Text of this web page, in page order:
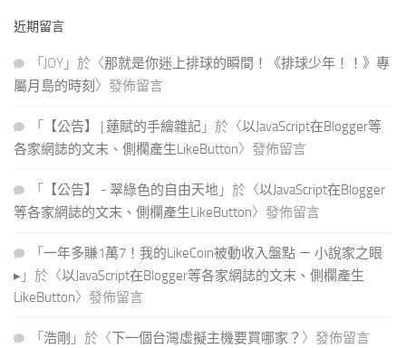
鍵
近期留言
「 JOY 」於〈那就是你迷上排球的瞬間！《排球少年！！》專
屬月島的時刻 〉發佈留言
「 【公告】 | 蓮賦的手繪雜記 」於〈以JavaScript在Blogger等
各家網誌的文末、側欄產生LikeButton〉發佈留言
「 【公告】 - 翠綠色的自由天地 」於〈以JavaScript在Blogger
等各家網誌的文末、側欄產生LikeButton〉發佈留言
「 一年多賺1萬7！我的LikeCoin被動收入盤點 － 小說家之眼
▸ 」於〈以JavaScript在Blogger等各家網誌的文末、側欄產生
LikeButton〉發佈留言
「 浩剛 」於〈下一個台灣虛擬主機要買哪家？ 〉發佈留言